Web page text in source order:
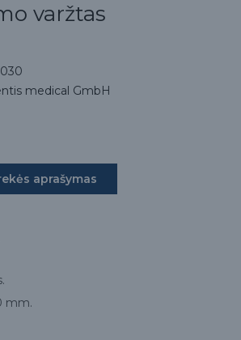
varžtas
medical GmbH
aprašymas
mm.